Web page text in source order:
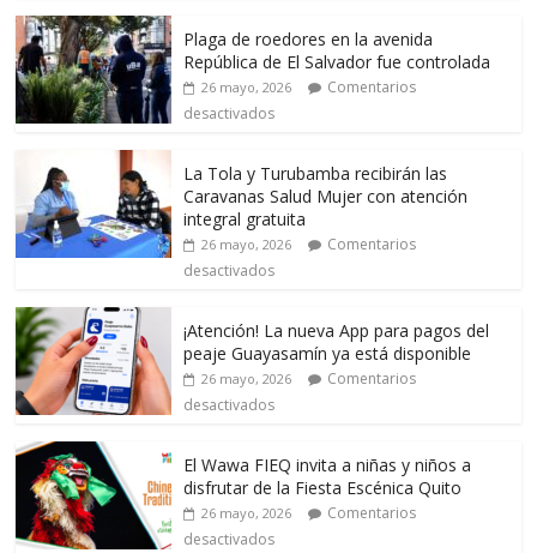
Plaga de roedores en la avenida
República de El Salvador fue controlada
26 mayo, 2026
Comentarios
desactivados
La Tola y Turubamba recibirán las
Caravanas Salud Mujer con atención
integral gratuita
26 mayo, 2026
Comentarios
desactivados
¡Atención! La nueva App para pagos del
peaje Guayasamín ya está disponible
26 mayo, 2026
Comentarios
desactivados
El Wawa FIEQ invita a niñas y niños a
disfrutar de la Fiesta Escénica Quito
26 mayo, 2026
Comentarios
desactivados